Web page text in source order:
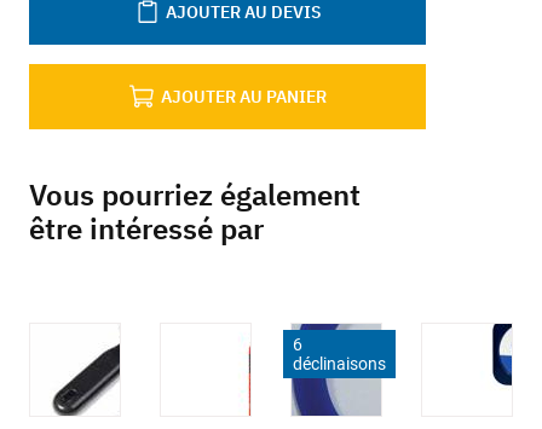
AJOUTER AU PANIER
AJOUTER AU DEVIS
Vous pourriez également
être intéressé par
6
déclinaisons